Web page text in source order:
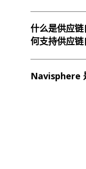
什么是供应
何支持供应链
Navisphere